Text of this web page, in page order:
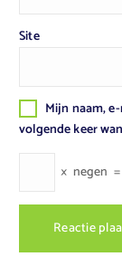
Site
Mijn naam,
volgende keer
× negen =